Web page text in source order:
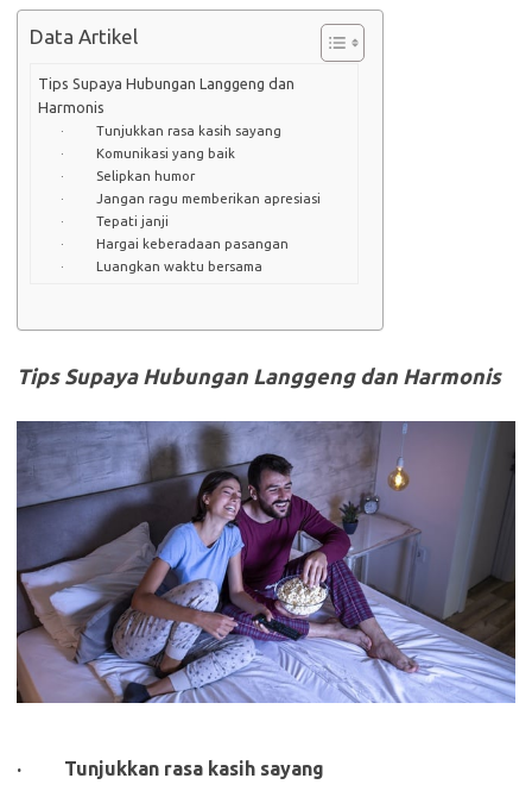
Data Artikel
Tips Supaya Hubungan Langgeng dan
Harmonis
· Tunjukkan rasa kasih sayang
· Komunikasi yang baik
· Selipkan humor
· Jangan ragu memberikan apresiasi
· Tepati janji
· Hargai keberadaan pasangan
· Luangkan waktu bersama
Tips Supaya Hubungan Langgeng dan Harmonis
· Tunjukkan rasa kasih sayang